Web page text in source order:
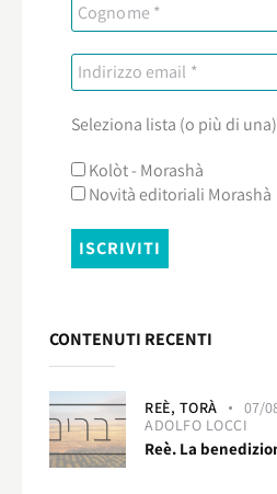
Seleziona lista (o più di
Kolòt - Morashà
Novità editoriali Morashà
CONTENUTI RECENTI
REÈ, TORÀ 07/
ADOLFO LOCCI
Reè. La